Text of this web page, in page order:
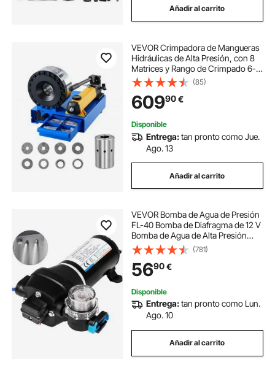
Añadir al carrito
VEVOR Crimpadora de Mangueras
Hidráulicas de Alta Presión, con 8
Matrices y Rango de Crimpado 6-
28 mm, para Tuberías de Aceite de
Baja y Alta Presión, Mangueras de
Gas/Agua/Aire Acondicionado
(85)
60990€
Disponible
Entrega:tan pronto como Jue.
Ago. 13
Añadir al carrito
VEVOR Bomba de Agua de Presión
FL-40 Bomba de Diafragma de 12 V
Bomba de Agua de Alta Presión
Bomba de Agua de 17 l/min
(781)
5690€
Disponible
Entrega:tan pronto como Lun.
Ago. 10
Añadir al carrito